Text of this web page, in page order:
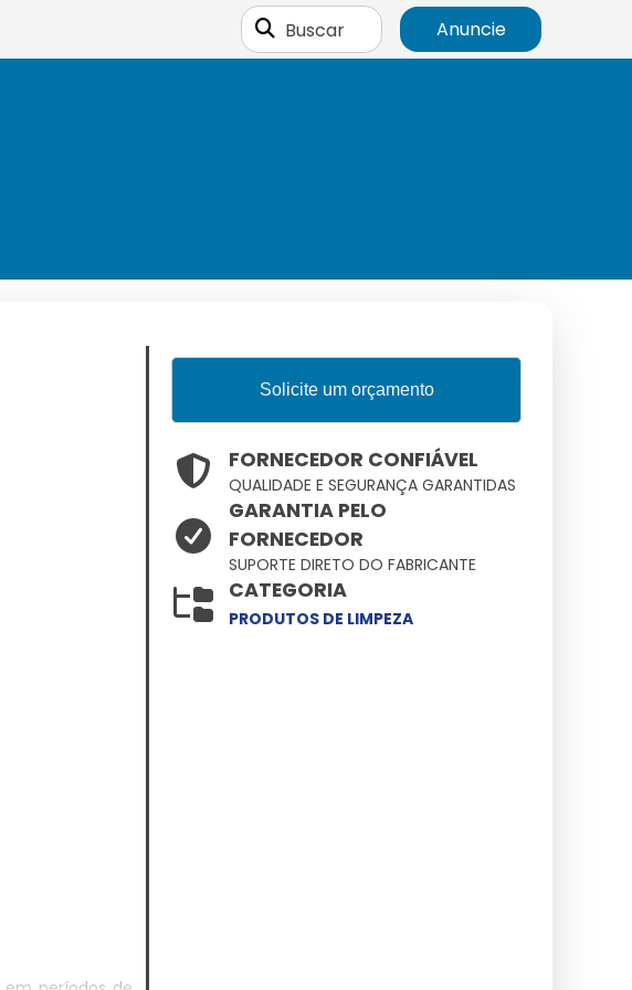
Buscar Anuncie
Solicite um orçamento
FORNECEDOR CONFIÁVEL
QUALIDADE E SEGURANÇA GARANTIDAS
GARANTIA PELO
FORNECEDOR
SUPORTE DIRETO DO FABRICANTE
CATEGORIA
PRODUTOS DE LIMPEZA